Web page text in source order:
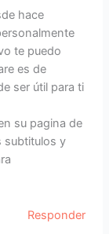
hace
te puedo
es de
ser útil para ti
su pagina de
subtitulos y
Responder